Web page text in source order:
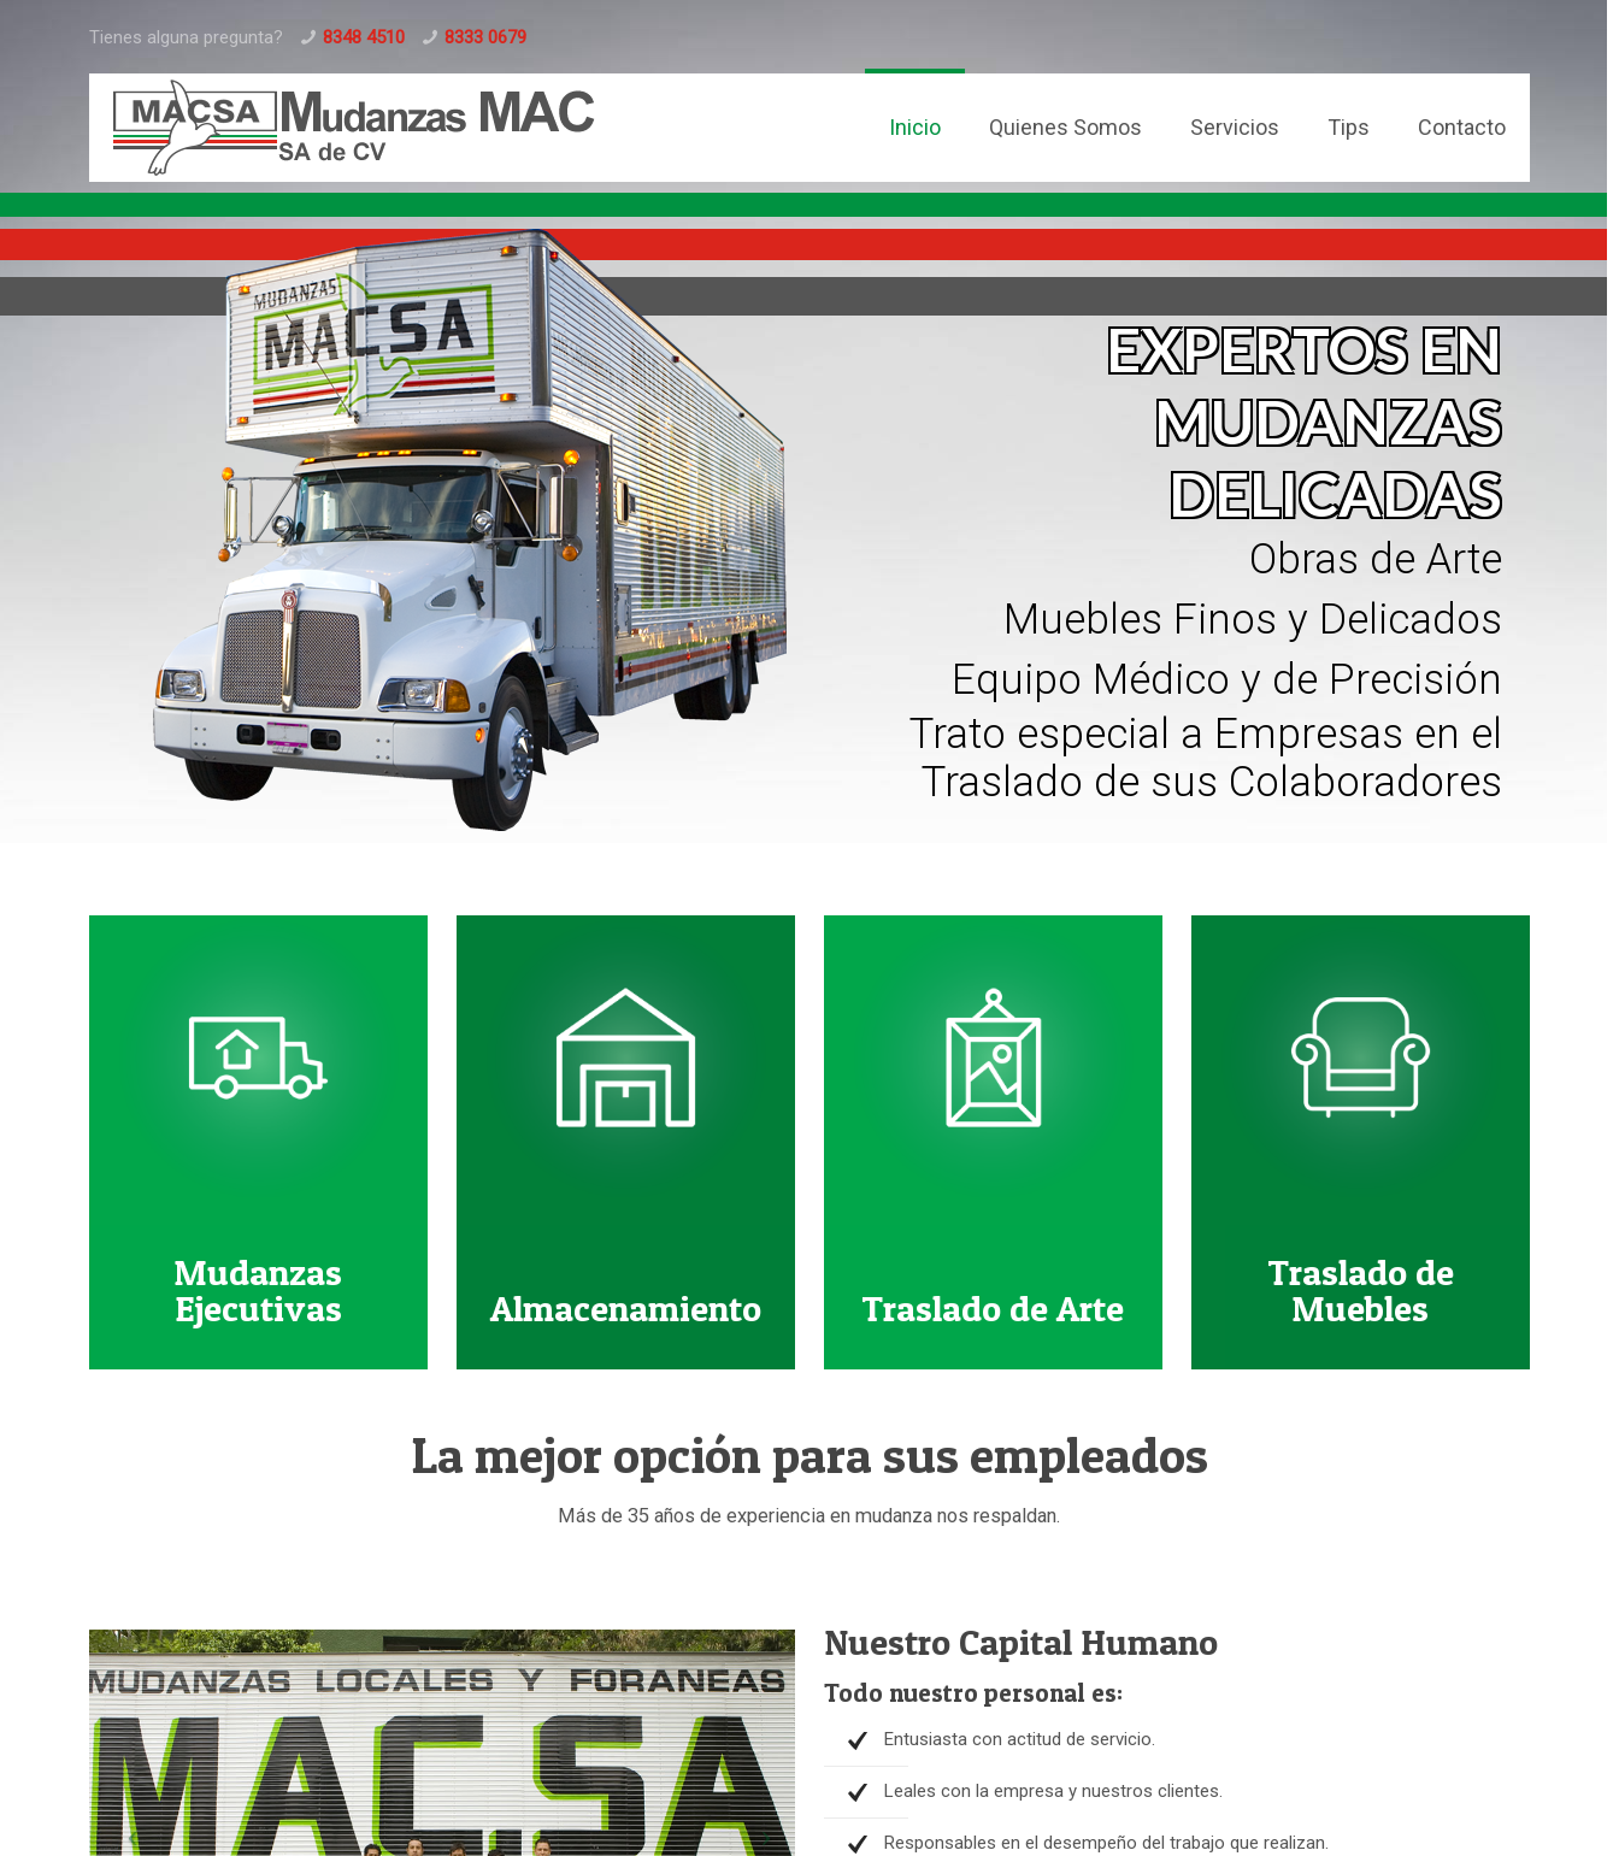
Tienes alguna pregunta? 8348 4510 8333 0679
Inicio Quienes Somos Servicios Tips Contacto
EXPERTOS EN
MUDANZAS
DELICADAS
Obras de Arte
Muebles Finos y Delicados
Equipo Médico y de Precisión
Trato especial a Empresas en el
Traslado de sus Colaboradores
Mudanzas
Ejecutivas
Almacenamiento Traslado de Arte
Traslado de
Muebles
La mejor opción para sus empleados
Más de 35 años de experiencia en mudanza nos respaldan.
Nuestro Capital Humano
Todo nuestro personal es:
Entusiasta con actitud de servicio.
Leales con la empresa y nuestros clientes.
Responsables en el desempeño del trabajo que realizan.